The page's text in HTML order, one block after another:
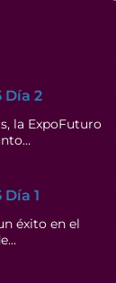
Día 2
la ExpoFuturo
1
éxito en el